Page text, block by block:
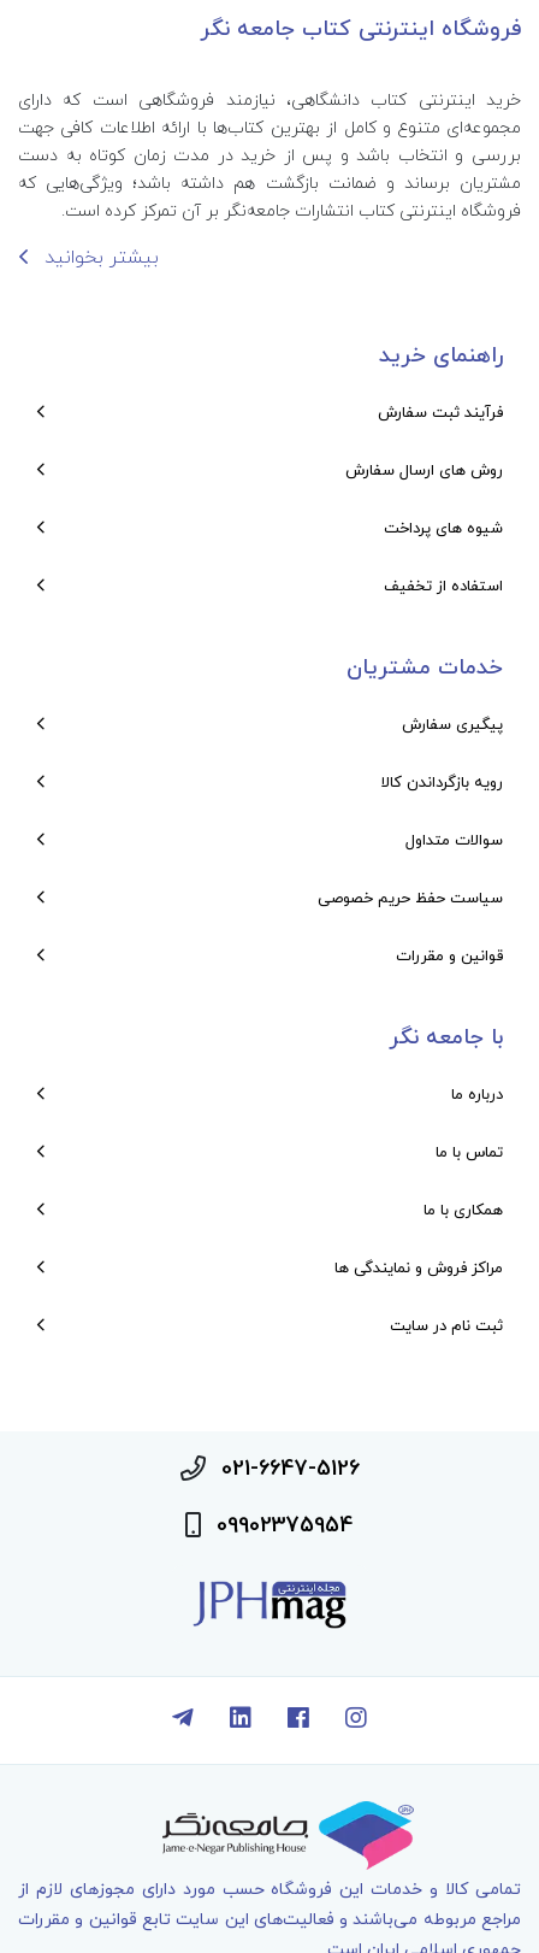
فروشگاه اینترنتی کتاب جامعه نگر
خرید اینترنتی کتاب‌ دانشگاهی، نیازمند فروشگاهی است که دارای
مجموعه‌ای متنوع و کامل از بهترین کتاب‌ها با ارائه اطلاعات کافی جهت
بررسی و انتخاب باشد و پس از خرید در مدت زمان کوتاه به دست
مشتریان برساند و ضمانت بازگشت هم داشته باشد؛ ویژگی‌هایی که
فروشگاه اینترنتی کتاب انتشارات جامعه‌نگر بر آن تمرکز کرده است.
بیشتر بخوانید
راهنمای خرید
فرآیند ثبت سفارش
روش های ارسال سفارش
شیوه های پرداخت
استفاده از تخفیف
خدمات مشتریان
پیگیری سفارش
رویه بازگرداندن کالا
سوالات متداول
سیاست حفظ حریم خصوصی
قوانین و مقررات
با جامعه نگر
درباره ما
تماس با ما
همکاری با ما
مراکز فروش و نمایندگی ها
ثبت نام در سایت
021-6647-5126
09902375954
تمامی کالا و خدمات اين فروشگاه حسب مورد دارای مجوزهای لازم از
مراجع مربوطه می‌باشند و فعاليت‌های اين سايت تابع قوانين و مقررات